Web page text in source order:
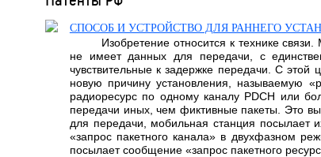
СПОСОБ И УСТРОЙСТВО ДЛЯ РАННЕГО
Изобретение относится к технике
не имеет данных для передачи, с
чувствительные к задержке передачи. С
новую причину установления, называемую
радиоресурс по одному каналу PDCH или
передачи иных, чем фиктивные пакеты. Это
для передачи, мобильная станция посылает
«запрос пакетного канала» в двухфазном
посылает сообщение «запрос пакетного